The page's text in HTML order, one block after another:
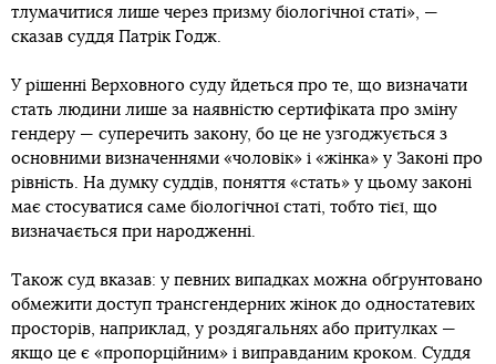
тлумачитися лише через призму біологічної статі», —
сказав суддя Патрік Годж.
У рішенні Верховного суду йдеться про те, що визначати
стать людини лише за наявністю сертифіката про зміну
гендеру — суперечить закону, бо це не узгоджується з
основними визначеннями «чоловік» і «жінка» у Законі про
рівність. На думку суддів, поняття «стать» у цьому законі
має стосуватися саме біологічної статі, тобто тієї, що
визначається при народженні.
Також суд вказав: у певних випадках можна обґрунтовано
обмежити доступ трансгендерних жінок до одностатевих
просторів, наприклад, у роздягальнях або притулках —
якщо це є «пропорційним» і виправданим кроком. Суддя